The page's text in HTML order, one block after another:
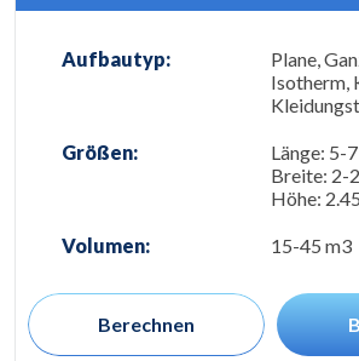
Aufbautyp:
Plane,
Isotherm,
Größen:
Länge: 5-
Breite: 2-
Höhe:
Volumen: 15-45 m3
Berechnen